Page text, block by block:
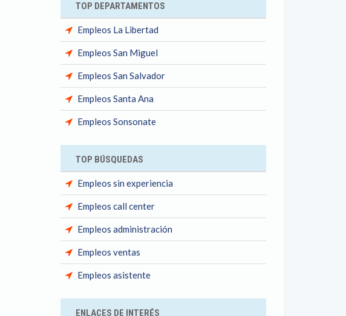
TOP DEPARTAMENTOS
Empleos La Libertad
Empleos San Miguel
Empleos San Salvador
Empleos Santa Ana
Empleos Sonsonate
TOP BÚSQUEDAS
Empleos sin experiencia
Empleos call center
Empleos administración
Empleos ventas
Empleos asistente
ENLACES DE INTERÉS